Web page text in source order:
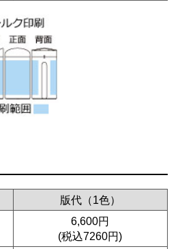
版代（1色）
6,600円
(税込7260円)